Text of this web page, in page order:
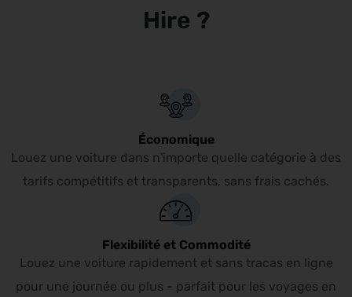
Hire ?
Économique
Louez une voiture dans n'importe quelle catégorie à des
tarifs compétitifs et transparents, sans frais cachés.
Flexibilité et Commodité
Louez une voiture rapidement et sans tracas en ligne
pour une journée ou plus - parfait pour les voyages en